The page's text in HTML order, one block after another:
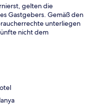
gelten die
Gastgebers. Gemäß den
unterliegen
nicht dem